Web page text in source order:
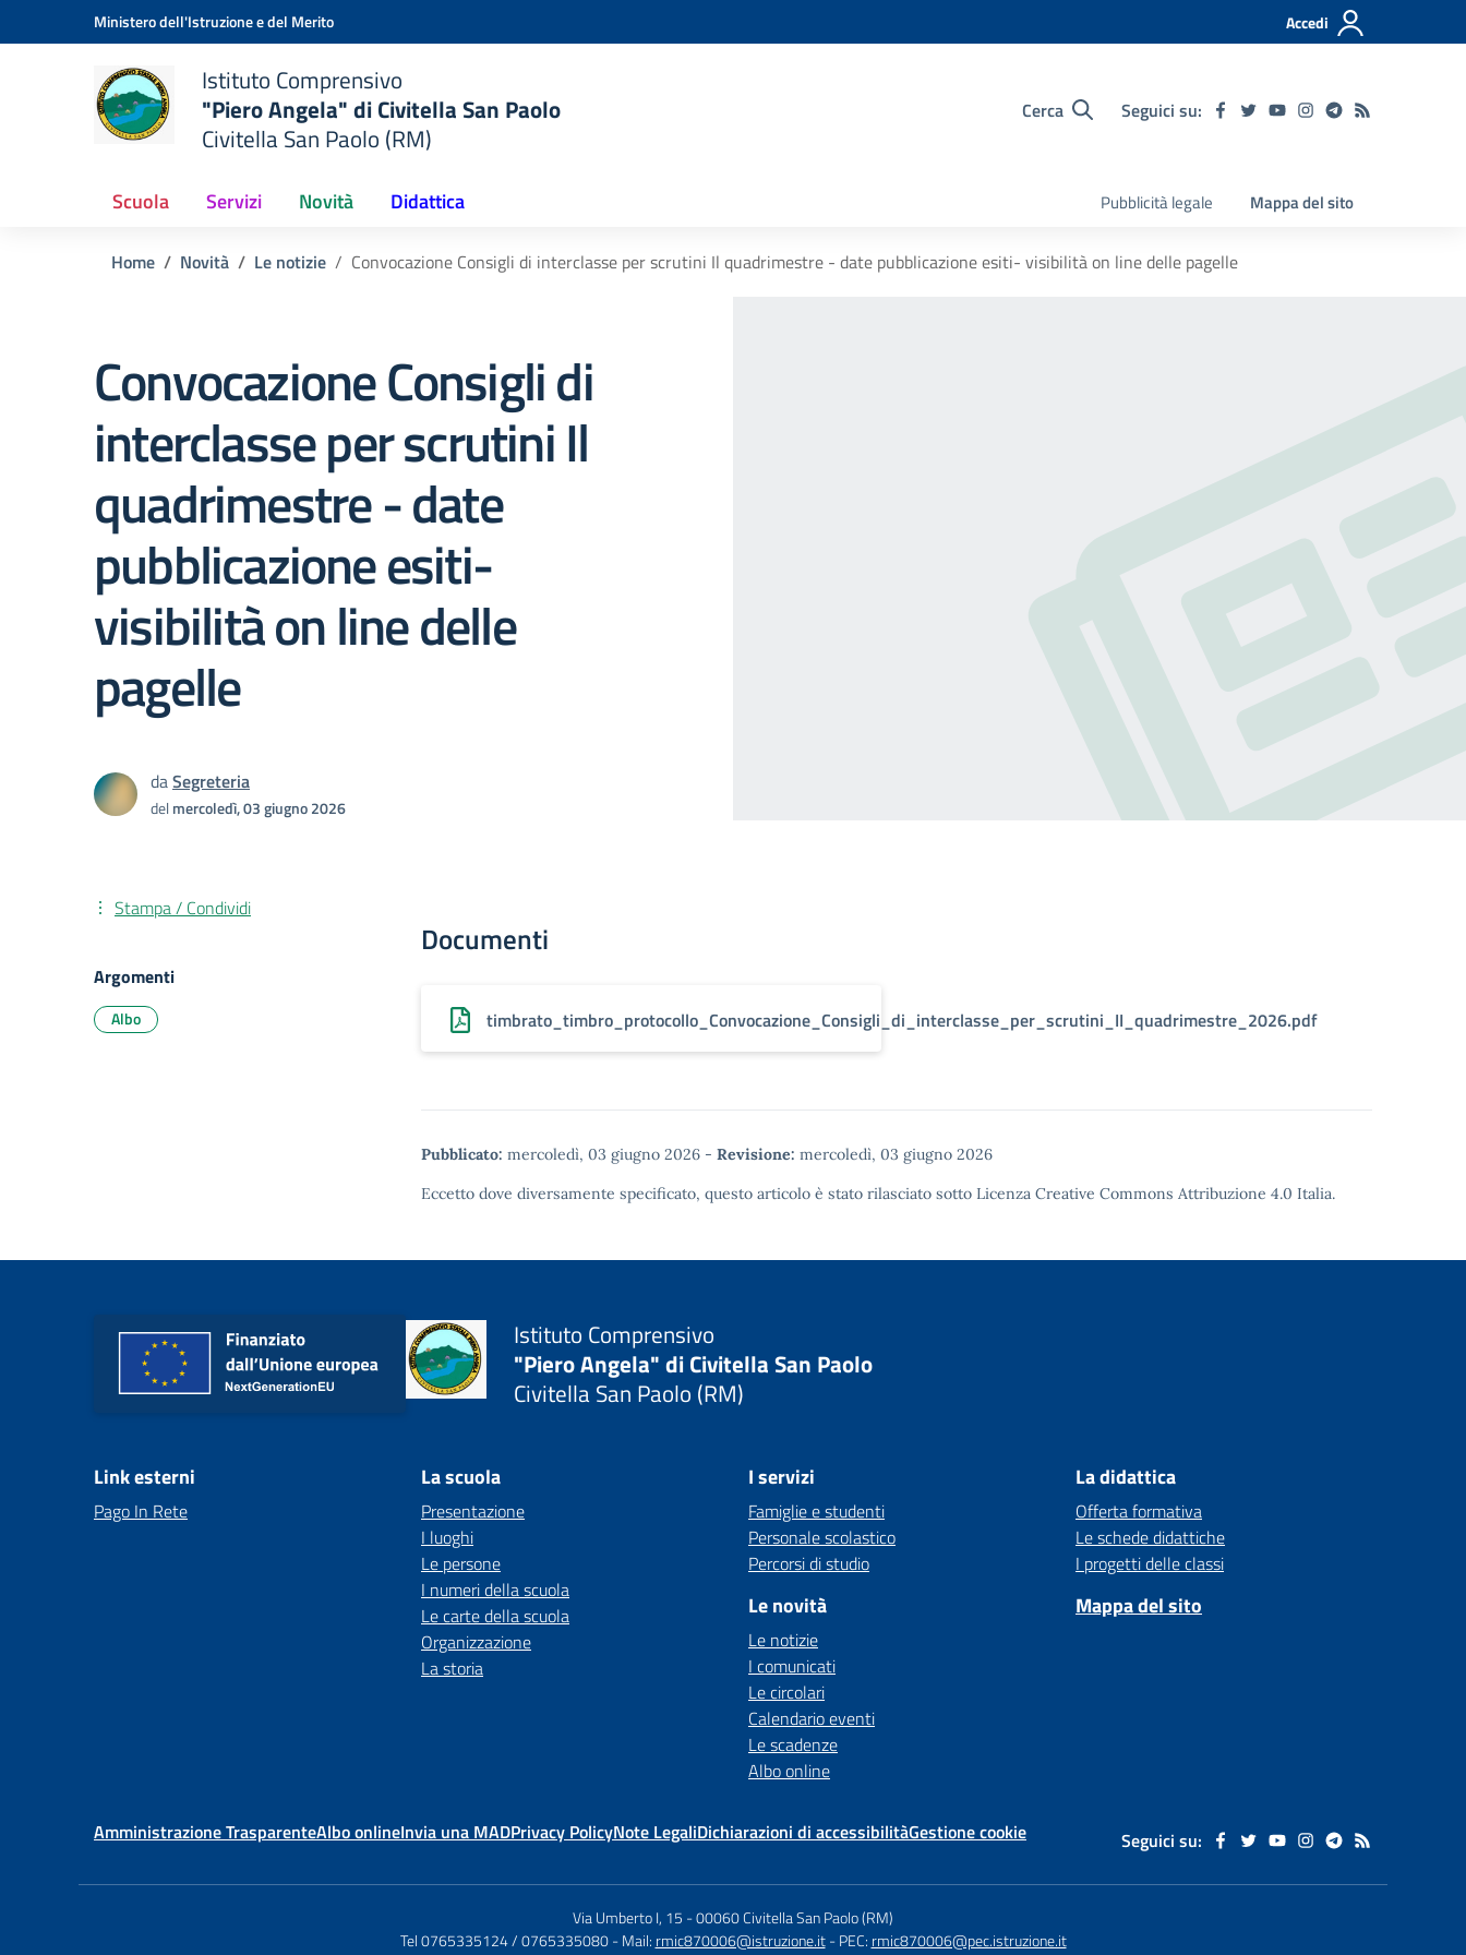
Vai ai contenuti
Vai al menu di navigazioneMinistero dell'Istruzione e del Merito Accedi
Istituto Comprensivo
"Piero Angela" di Civitella San Paolo
Civitella San Paolo (RM)
Cerca Seguici su:
Scuola Servizi Novità Didattica Pubblicità legale Mappa del sito
Home Novità Le notizie Convocazione Consigli di interclasse per scrutini Il quadrimestre - date pubblicazione esiti- visibilità on line delle pagelle
Convocazione Consigli di
interclasse per scrutini Il
quadrimestre - date
pubblicazione esiti-
visibilità on line delle
pagelle
daSegreteria
delmercoledì, 03 giugno 2026
Documenti
timbrato_timbro_protocollo_Convocazione_Consigli_di_interclasse_per_scrutini_II_quadrimestre_2026.pdf
Pubblicato: mercoledì, 03 giugno 2026 - Revisione: mercoledì, 03 giugno 2026
Eccetto dove diversamente specificato, questo articolo è stato rilasciato sotto Licenza Creative Commons Attribuzione 4.0 Italia.
Stampa / Condividi
Argomenti
Albo
Istituto Comprensivo
"Piero Angela" di Civitella San Paolo
Civitella San Paolo (RM)
Link esterni
Pago In Rete
La scuola
Presentazione
I luoghi
Le persone
I numeri della scuola
Le carte della scuola
Organizzazione
La storia
I servizi
Famiglie e studenti
Personale scolastico
Percorsi di studio
Le novità
Le notizie
I comunicati
Le circolari
Calendario eventi
Le scadenze
Albo online
La didattica
Offerta formativa
Le schede didattiche
I progetti delle classi
Mappa del sito
Amministrazione TrasparenteAlbo onlineInvia una MADPrivacy PolicyNote LegaliDichiarazioni di accessibilitàGestione cookie Seguici su:
Via Umberto I, 15 -00060 Civitella San Paolo (RM)
Tel 0765335124 / 0765335080 - Mail: rmic870006@istruzione.it - PEC: rmic870006@pec.istruzione.it